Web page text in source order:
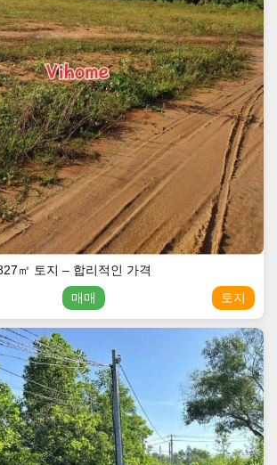
㎡ 토지 – 합리적인 가격
매매 토지